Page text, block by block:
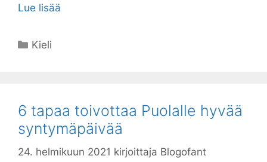
Lue lisää
Kategoriat
Kieli
6 tapaa toivottaa Puolalle hyvää
syntymäpäivää
24. helmikuun 2021 kirjoittaja Blogofant